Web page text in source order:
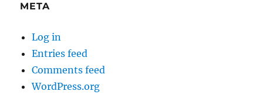
META
Log in
Entries feed
Comments feed
WordPress.org